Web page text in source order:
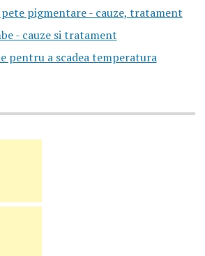
pigmentare - cauze, tratament
- cauze si tratament
pentru a scadea temperatura